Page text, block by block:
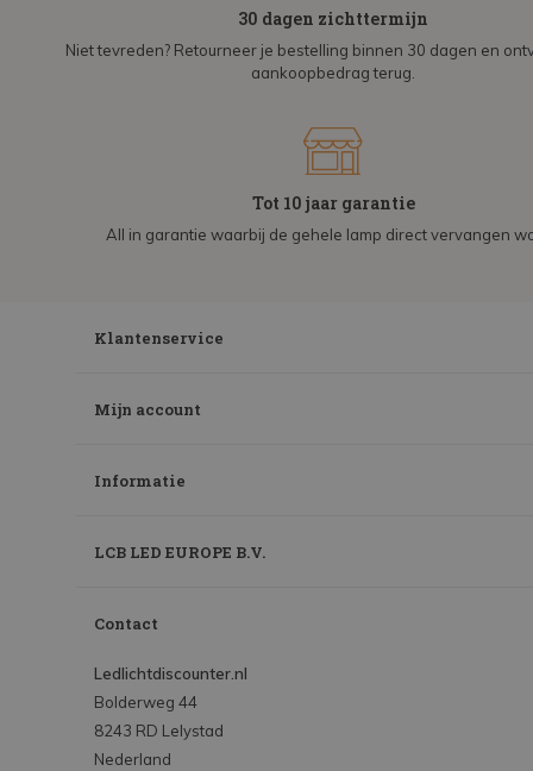
30 dagen zichttermijn
Niet tevreden? Retourneer je bestelling binnen 30 dagen en
aankoopbedrag terug.
Tot 10 jaar garantie
All in garantie waarbij de gehele lamp direct vervangen
Klantenservice
Mijn account
Informatie
LCB LED EUROPE B.V.
Contact
Ledlichtdiscounter.nl
Bolderweg 44
8243 RD Lelystad
Nederland